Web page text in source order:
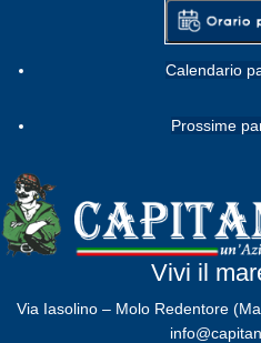
Calendario
Prossime
Vivi il
Via Iasolino – Molo Redentore